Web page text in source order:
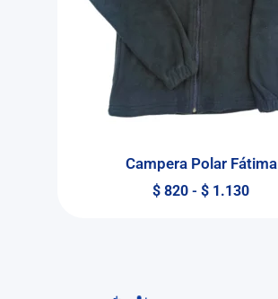
Campera Polar Fátima
$ 820 - $ 1.130